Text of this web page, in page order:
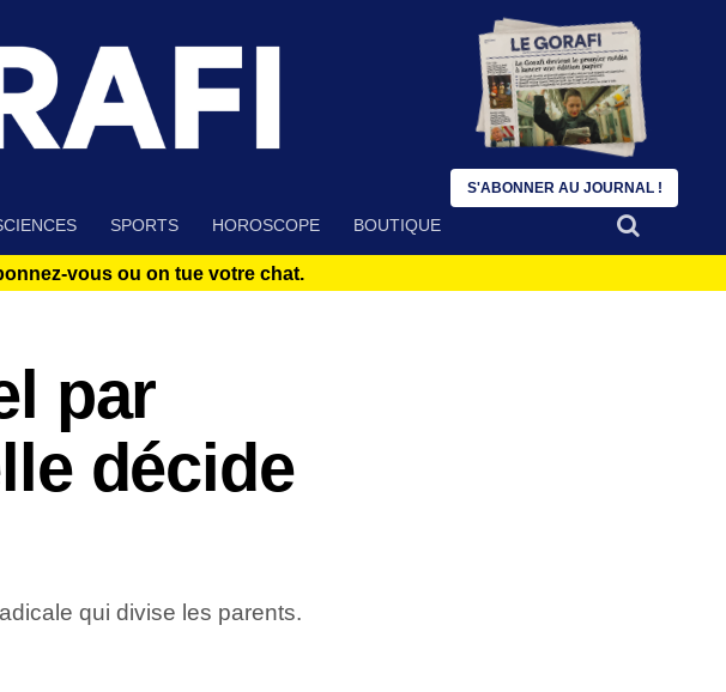
SPORTS HOROSCOPE BOUTIQUE
vous ou on tue votre chat.
par
décide
qui divise les parents.
S'ABONNER AU JOURNAL !